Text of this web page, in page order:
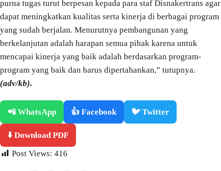
purna tugas turut berpesan kepada para staf Disnakertrans agar
dapat meningkatkan kualitas serta kinerja di berbagai program
yang sudah berjalan. Menurutnya pembangunan yang
berkelanjutan adalah harapan semua pihak karena untuk
mencapai kinerja yang baik adalah berdasarkan program-
program yang baik dan harus dipertahankan,” tutupnya.
(adv/kb).
📲 WhatsApp 👍 Facebook 🐦 Twitter
⬇️ Download PDF
Post Views: 416